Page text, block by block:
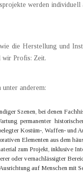
werden
die Herstellung und
wir Profis: Zeit.
unter anderem:
Szenen, bei denen
permanenter
Kostüm-, Waffen- und
Elementen aus dem
zum Projekt, inklusive
oder vernachlässigter
auf Menschen mit